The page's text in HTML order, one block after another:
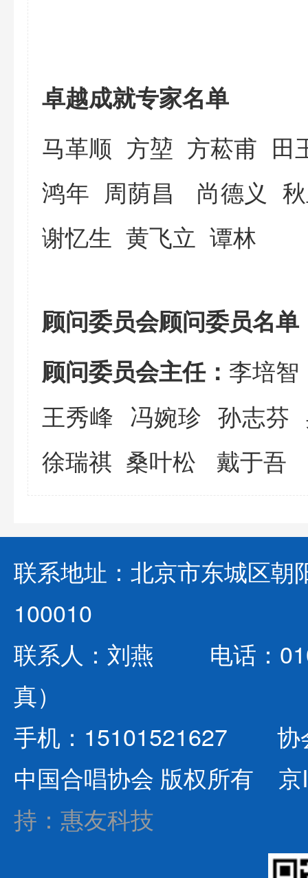
卓越成就专家名单
马革顺 方堃 方菘甫
鸿年 周荫昌 尚德义
谢忆生 黄飞立 谭林
顾问委员会顾问委员名单
顾问委员会主任： 李培智
王秀峰 冯婉珍 孙志
徐瑞祺 桑叶松 戴于吾
联系地址：北京市东城区
100010
联系人：刘燕 电话：
真）
手机：15101521627 协
中国合唱协会 版权所有
持：惠友科技